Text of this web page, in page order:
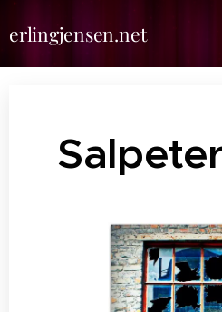
erlingjensen.net